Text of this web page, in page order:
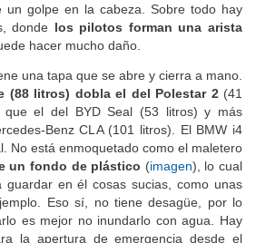
anterior. La tapa queda más baja y hay
un golpe en la cabeza. Sobre todo hay
dondelos pilotos forman una arista
una tapa que se abre y cierra a mano.
(88 litros) dobla el del Polestar 2 (41
que el del BYD Seal (53 litros) y más
Benz CLA (101 litros). El BMW i4
No está enmoquetado como el maletero
un fondo de plástico(imagen), lo cual
guardar en él cosas sucias, como unas
Eso sí, no tiene desagüe, por lo
es mejor no inundarlo con agua. Hay